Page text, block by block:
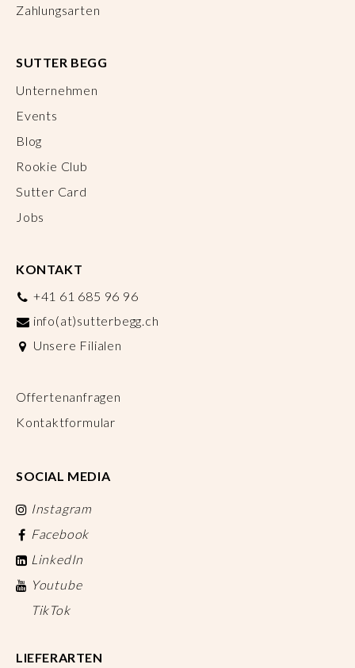
Zahlungsarten
SUTTER BEGG
Unternehmen
Events
Blog
Rookie Club
Sutter Card
Jobs
KONTAKT
+41 61 685 96 96
info(at)sutterbegg.ch
Unsere Filialen
Offertenanfragen
Kontaktformular
SOCIAL MEDIA
Instagram
Facebook
LinkedIn
Youtube
TikTok
LIEFERARTEN